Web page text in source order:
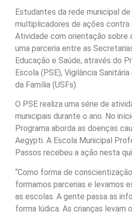
Estudantes da rede municipal de
multiplicadores de ações contra
Atividade com orientação sobre
uma parceria entre as
Educação e Saúde, através do
Escola (PSE), Vigilância
da Família (USFs).
O PSE realiza uma série de
municipais durante o ano. No
Programa aborda as doenças
Aegypti. A Escola Municipal
Passos recebeu a ação nesta
“Como forma de
formamos parcerias e levamos
as escolas. A gente passa as
forma lúdica. As crianças levam